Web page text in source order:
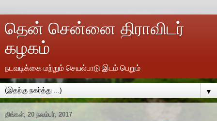
தென் சென்னை திராவிடர்
கழகம்
நடவடிக்கை மற்றும் செயல்பாடு இடம் பெறும்
▼
திங்கள், 20 நவம்பர், 2017